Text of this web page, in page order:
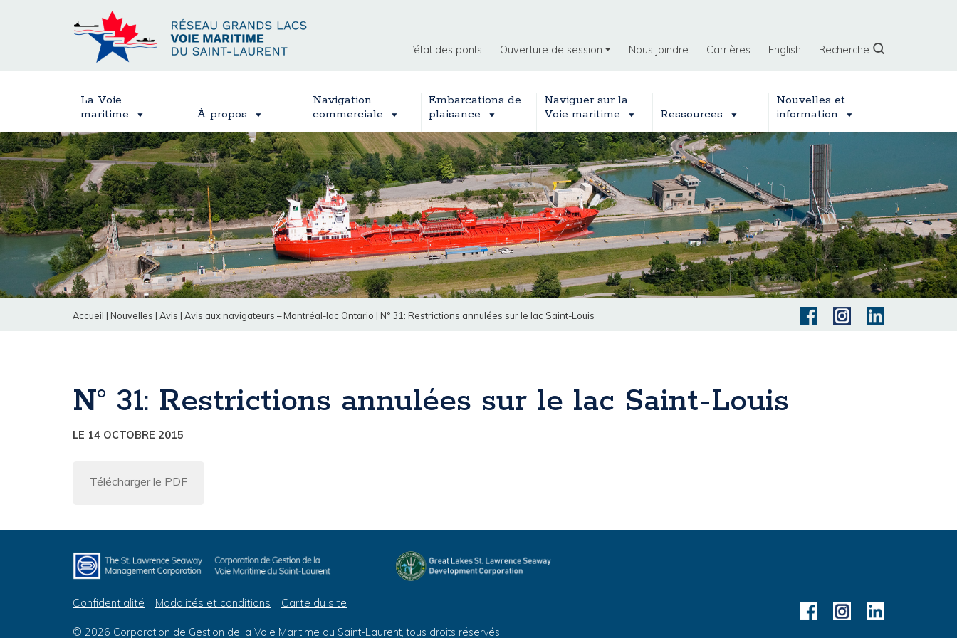
L’état des ponts Ouverture de session Nous joindre Carrières English Recherche
La Voie
maritime
À propos
Navigation
commerciale
Embarcations de
plaisance
Naviguer sur la
Voie maritime
Ressources
Nouvelles et
information
Accueil | Nouvelles | Avis | Avis aux navigateurs – Montréal-lac Ontario | N° 31: Restrictions annulées sur le lac Saint-Louis
N° 31: Restrictions annulées sur le lac Saint-Louis
LE 14 OCTOBRE 2015
Télécharger le PDF
Confidentialité Modalités et conditions Carte du site
© 2026 Corporation de Gestion de la Voie Maritime du Saint-Laurent, tous droits réservés